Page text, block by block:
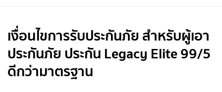
เงื่อนไขการรับประกันภัย สำหรับผู้เอา
ประกันภัย ประกัน Legacy Elite 99/5
ดีกว่ามาตรฐาน